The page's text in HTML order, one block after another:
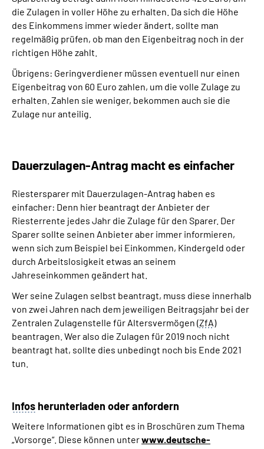
die Zulagen in voller Höhe zu erhalten. Da sich die Höhe
des Einkommens immer wieder ändert, sollte man
regelmäßig prüfen, ob man den Eigenbeitrag noch in der
richtigen Höhe zahlt.
Übrigens: Geringverdiener müssen eventuell nur einen
Eigenbeitrag von 60 Euro zahlen, um die volle Zulage zu
erhalten. Zahlen sie weniger, bekommen auch sie die
Zulage nur anteilig.
Dauerzulagen-Antrag macht es einfacher
Riestersparer mit Dauerzulagen-Antrag haben es
einfacher: Denn hier beantragt der Anbieter der
Riesterrente jedes Jahr die Zulage für den Sparer. Der
Sparer sollte seinen Anbieter aber immer informieren,
wenn sich zum Beispiel bei Einkommen, Kindergeld oder
durch Arbeitslosigkeit etwas an seinem
Jahreseinkommen geändert hat.
Wer seine Zulagen selbst beantragt, muss diese innerhalb
von zwei Jahren nach dem jeweiligen Beitragsjahr bei der
Zentralen Zulagenstelle für Altersvermögen (ZfA)
beantragen. Wer also die Zulagen für 2019 noch nicht
beantragt hat, sollte dies unbedingt noch bis Ende 2021
tun.
Infos herunterladen oder anfordern
Weitere Informationen gibt es in Broschüren zum Thema
„Vorsorge“. Diese können unterwww.deutsche-